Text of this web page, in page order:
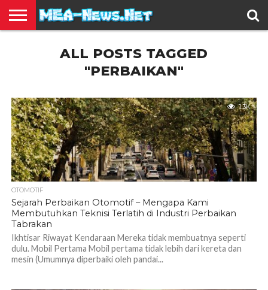
INSPIRASI
KESEHATAN
OTOMOTIFALL POSTS TAGGED
"PERBAIKAN"
1.3K
OTOMOTIF
Sejarah Perbaikan Otomotif – Mengapa Kami
Membutuhkan Teknisi Terlatih di Industri Perbaikan
Tabrakan
Ikhtisar Riwayat Kendaraan Mereka tidak membuatnya seperti
dulu. Mobil Pertama Mobil pertama tidak lebih dari kereta dan
mesin (Umumnya diperbaiki oleh pandai...